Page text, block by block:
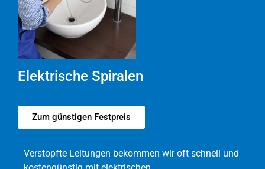
Elektrische Spiralen
Zum günstigen Festpreis
Verstopfte Leitungen bekommen wir oft schnell und